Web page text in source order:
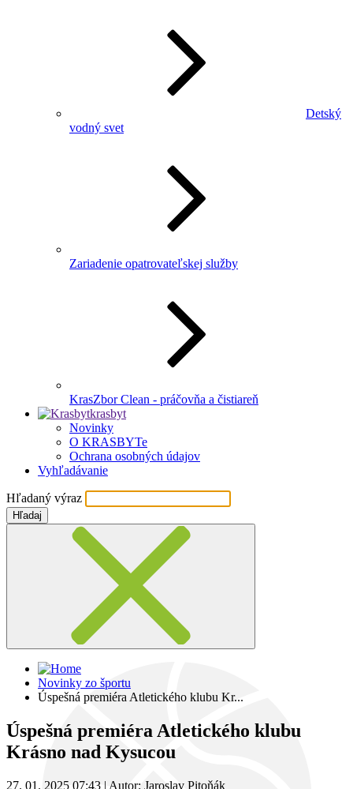
Detský
vodný svet
Zariadenie opatrovateľskej služby
KrasZbor Clean - práčovňa a čistiareň
krasbyt
Novinky
O KRASBYTe
Ochrana osobných údajov
Vyhľadávanie
Hľadaný výraz
Hľadaj
Novinky zo športu
Úspešná premiéra Atletického klubu Kr...
Úspešná premiéra Atletického klubu
Krásno nad Kysucou
27. 01. 2025 07:43 | Autor: Jaroslav Pitoňák